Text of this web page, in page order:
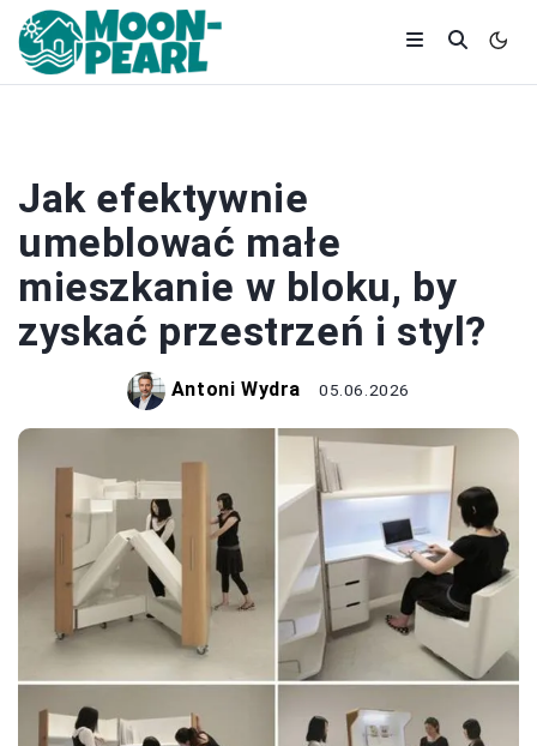
Jak efektywnie
umeblować małe
mieszkanie w bloku, by
zyskać przestrzeń i styl?
Antoni Wydra 05.06.2026